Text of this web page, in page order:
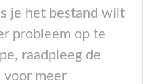
je het bestand wilt
probleem op te
raadpleeg de
voor meer